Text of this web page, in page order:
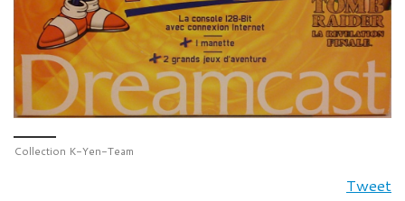
Collection K-Yen-Team
Tweet